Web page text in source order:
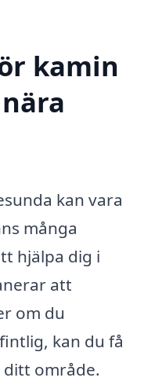
kamin
kan vara
många
hjälpa dig i
att
om du
kan du få
område.